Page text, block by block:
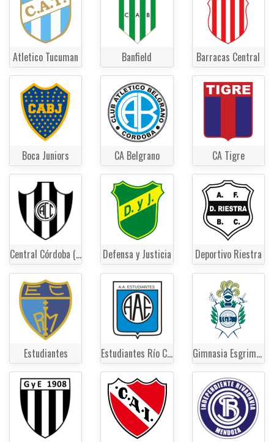
Atletico Tucuman Banfield Barracas Central
Boca Juniors CA Belgrano CA Tigre
Central Córdoba (Santiago del Estero) Defensa y Justicia Deportivo Riestra
Estudiantes Estudiantes Río Cuarto Gimnasia Esgrima La Plata